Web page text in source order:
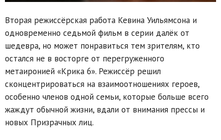
Вторая режиссёрская работа Кевина Уильямсона и
одновременно седьмой фильм в серии далёк от
шедевра, но может понравиться тем зрителям, кто
остался не в восторге от перегруженного
метаиронией «Крика 6». Режиссёр решил
сконцентрироваться на взаимоотношениях героев,
особенно членов одной семьи, которые больше всего
жаждут обычной жизни, вдали от внимания прессы и
новых Призрачных лиц.